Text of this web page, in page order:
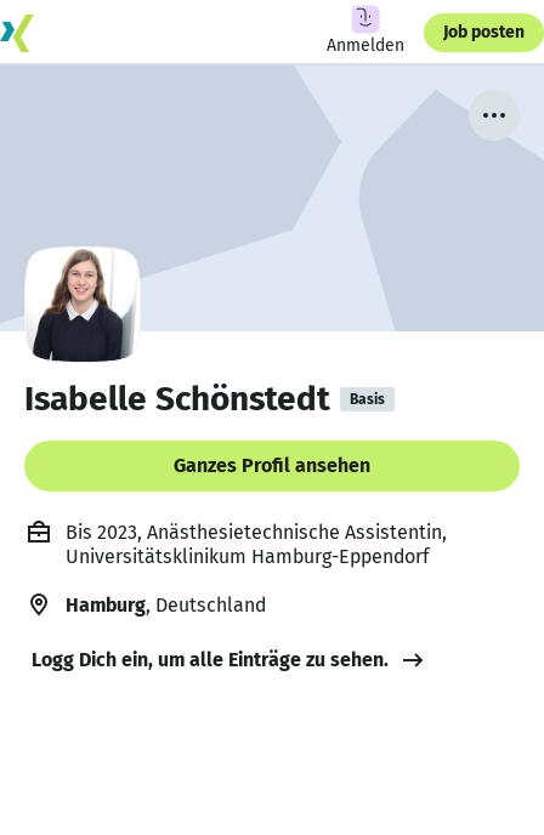
Anmelden
Job posten
Isabelle Schönstedt Basis
Ganzes Profil ansehen
Bis 2023, Anästhesietechnische Assistentin,
Universitätsklinikum Hamburg-Eppendorf
Hamburg, Deutschland
Logg Dich ein, um alle Einträge zu sehen.